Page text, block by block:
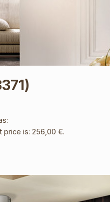
price is: 256,00 €.